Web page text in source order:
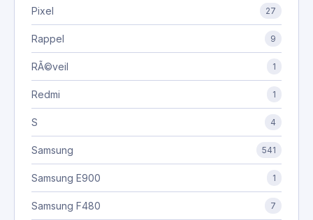
Pixel 27
Rappel 9
RÃ©veil 1
Redmi 1
S 4
Samsung 541
Samsung E900 1
Samsung F480 7